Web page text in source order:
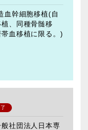
血幹細胞移植(自
、同種骨髄移
血移植に限る。)
社団法人日本専